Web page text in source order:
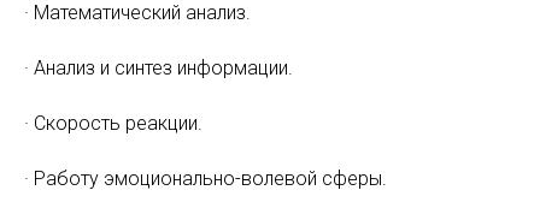
· Математический анализ.
· Анализ и синтез информации.
· Скорость реакции.
· Работу эмоционально-волевой сферы.